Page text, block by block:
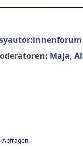
Maja,
Abfragen.